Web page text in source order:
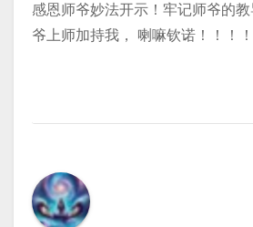
感恩师爷妙法开示！牢记师爷的
爷上师加持我， 喇嘛钦诺！！！！